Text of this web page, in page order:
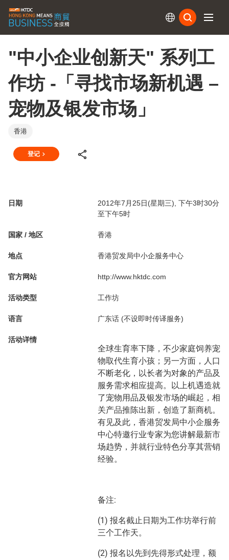
"中小企业创新天" 系列工
作坊 -「寻找市场新机遇 –
宠物及银发市场」
香港
登记
日期
2012年7月25日(星期三), 下午3时30分
至下午5时
国家 / 地区 香港
地点 香港贸发局中小企服务中心
官方网站 http://www.hktdc.com
活动类型 工作坊
语言 广东话 (不设即时传译服务)
活动详情
全球生育率下降，不少家庭饲养宠
物取代生育小孩；另一方面，人口
不断老化，以长者为对象的产品及
服务需求相应提高。以上机遇造就
了宠物用品及银发市场的崛起，相
关产品推陈出新，创造了新商机。
有见及此，香港贸发局中小企服务
中心特邀行业专家为您讲解最新市
场趋势，并就行业特色分享其营销
经验。
备注:
(1) 报名截止日期为工作坊举行前
三个工作天。
(2) 报名以先到先得形式处理，额